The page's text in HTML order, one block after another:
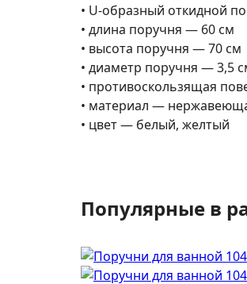
• U-образный откидной
• длина поручня — 60 см
• высота поручня — 70 см
• диаметр поручня — 3,5
• противоскользящая
• материал —
• цвет — белый, желтый
Популярные в